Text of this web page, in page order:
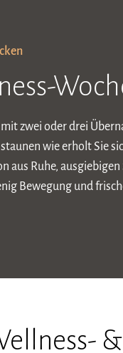
zwei oder drei
wie erholt Sie
aus Ruhe,
Bewegung und